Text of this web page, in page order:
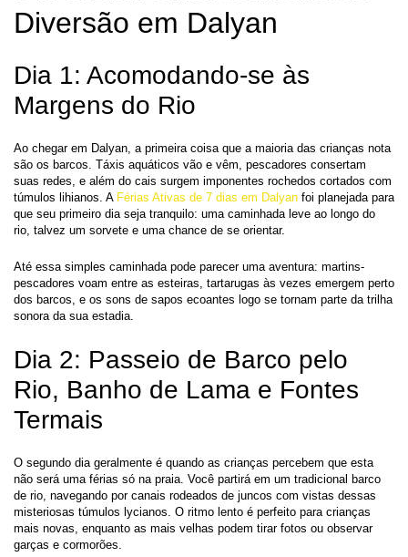
Diversão em Dalyan
Dia 1: Acomodando-se às
Margens do Rio
Ao chegar em Dalyan, a primeira coisa que a maioria das crianças nota
são os barcos. Táxis aquáticos vão e vêm, pescadores consertam
suas redes, e além do cais surgem imponentes rochedos cortados com
túmulos lihianos. A Férias Ativas de 7 dias em Dalyan foi planejada para
que seu primeiro dia seja tranquilo: uma caminhada leve ao longo do
rio, talvez um sorvete e uma chance de se orientar.
Até essa simples caminhada pode parecer uma aventura: martins-
pescadores voam entre as esteiras, tartarugas às vezes emergem perto
dos barcos, e os sons de sapos ecoantes logo se tornam parte da trilha
sonora da sua estadia.
Dia 2: Passeio de Barco pelo
Rio, Banho de Lama e Fontes
Termais
O segundo dia geralmente é quando as crianças percebem que esta
não será uma férias só na praia. Você partirá em um tradicional barco
de rio, navegando por canais rodeados de juncos com vistas dessas
misteriosas túmulos lycianos. O ritmo lento é perfeito para crianças
mais novas, enquanto as mais velhas podem tirar fotos ou observar
garças e cormorões.